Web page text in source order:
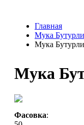
Главная
Мука
Мука
Мука
Фасовка: